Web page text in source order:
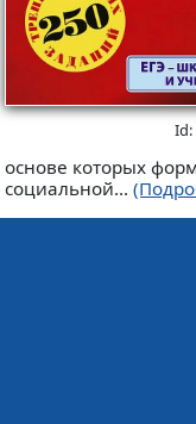
Id:
основе которых
социальной...